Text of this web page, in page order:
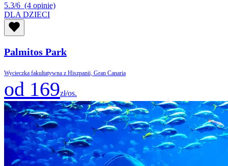
5.3/6 (4 opinie)
DLA DZIECI
Palmitos Park
Wycieczka fakultatywna z Hiszpanii, Gran Canaria
od 169zł/os.